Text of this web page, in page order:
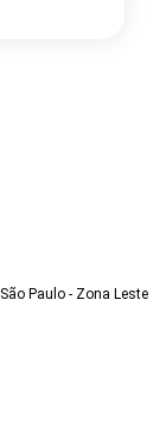
São Paulo - Zona Leste